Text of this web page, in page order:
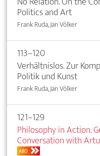
Politics and Art
Frank Ruda, Jan Völker
113–120
Verhältnislos. Zur
Politik und Kunst
Frank Ruda, Jan Völker
121–129
Philosophy in Action.
Conversation with
ABO